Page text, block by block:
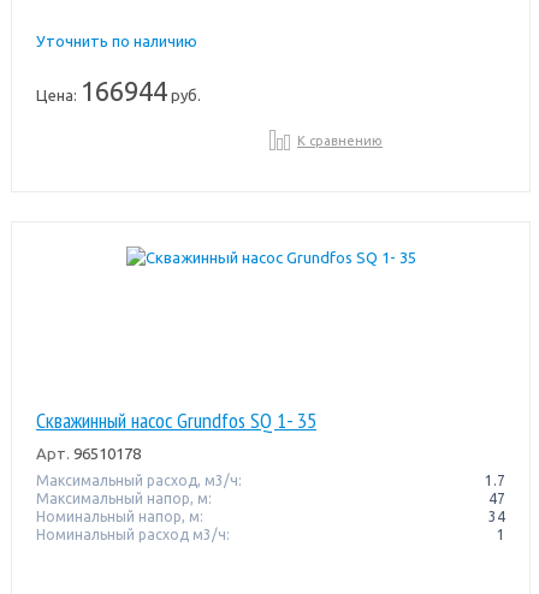
Уточнить по наличию
Цена: 166944руб.
К сравнению
Скважинный насос Grundfos SQ 1- 35
Арт. 96510178
Максимальный расход, м3/ч:
1.7
Максимальный напор, м:
47
Номинальный напор, м:
34
Номинальный расход м3/ч:
1